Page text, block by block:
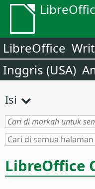
LibreOffice
Inggris (USA)
Isi
LibreOffice